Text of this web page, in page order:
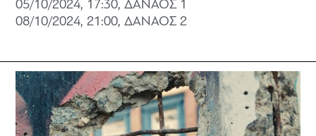
05/10/2024, 17:30, ΔΑΝΑΟΣ 1
08/10/2024, 21:00, ΔΑΝΑΟΣ 2